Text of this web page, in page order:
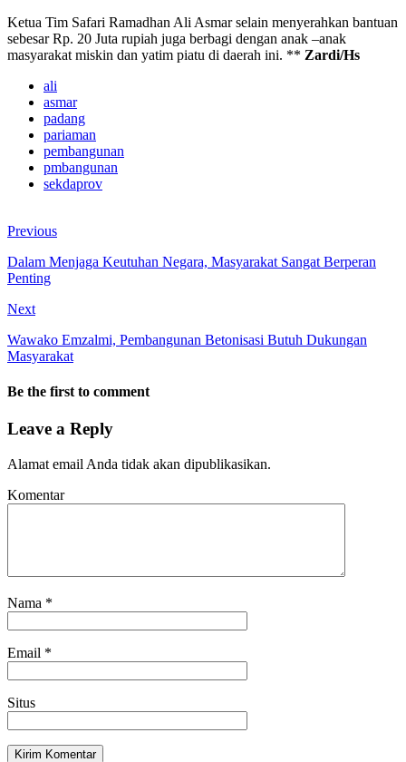
Ketua Tim Safari Ramadhan Ali Asmar selain menyerahkan bantuan
sebesar Rp. 20 Juta rupiah juga berbagi dengan anak –anak
masyarakat miskin dan yatim piatu di daerah ini. ** Zardi/Hs
ali
asmar
padang
pariaman
pembangunan
pmbangunan
sekdaprov
Previous
Dalam Menjaga Keutuhan Negara, Masyarakat Sangat Berperan
Penting
Next
Wawako Emzalmi, Pembangunan Betonisasi Butuh Dukungan
Masyarakat
Be the first to comment
Leave a Reply
Alamat email Anda tidak akan dipublikasikan.
Komentar
Nama *
Email *
Situs